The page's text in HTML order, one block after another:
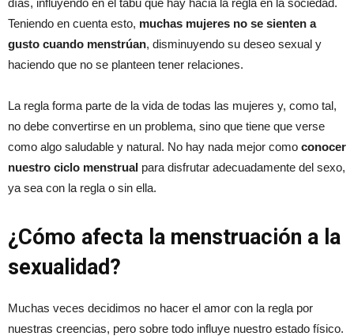
días, influyendo en el tabú que hay hacia la regla en la sociedad.
Teniendo en cuenta esto, muchas mujeres no se sienten a
gusto cuando menstrúan, disminuyendo su deseo sexual y
haciendo que no se planteen tener relaciones.
La regla forma parte de la vida de todas las mujeres y, como tal,
no debe convertirse en un problema, sino que tiene que verse
como algo saludable y natural. No hay nada mejor como conocer
nuestro ciclo menstrual para disfrutar adecuadamente del sexo,
ya sea con la regla o sin ella.
¿Cómo afecta la menstruación a la
sexualidad?
Muchas veces decidimos no hacer el amor con la regla por
nuestras creencias, pero sobre todo influye nuestro estado físico.